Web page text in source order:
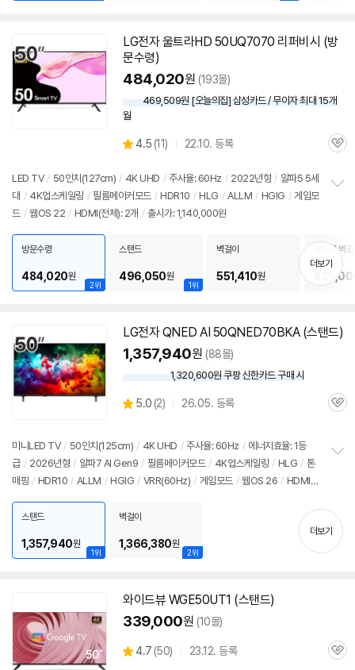
LG전자 울트라HD 50UQ7070 리퍼비시 (방
문수령)
484,020원 (193몰)
469,509원 [오늘의집] 삼성카드 / 무이자 최대 15개
월
별
4.5 (상
리
뷰
11) 22.10. 등록
관
LED TV / 50인치 (127cm) / 4K UHD / 주사율: 60Hz / 2022년형 / 알파5 5세
대 / 4K업스케일링 / 필름메이커모드 / HDR10 / HLG / ALLM / HGIG / 게임모
드 / 웹OS 22 / HDMI(전체): 2개 / 출시가: 1,140,000원
치
기
2위
방문수령
484,020원
1위
스탠드
496,050원
벽걸이
551,410원
무타공 벽
더보기
LG전자 QNED AI 50QNED70BKA (스탠드)
1,357,940원 (88몰)
할
1,320,600원 쿠팡 신한카드 구매 시
별
5.0 (상
2) 26.05. 등록
관
미니LED TV / 50인치 (125cm) / 4K UHD / 주사율: 60Hz / 에너지효율: 1등
급 / 2026년형 / 알파7 AI Gen9 / 필름메이커모드 / 4K업스케일링 / HLG / 톤
매핑 / HDR10 / ALLM / HGIG / VRR(60Hz) / 게임모드 / 웹OS 26 / HDMI
기
1위
스탠드
1,357,940원
2위
벽걸이
1,366,380원
더보기
와이드뷰 WGE50UT1 (스탠드)
339,000원 (10몰)
별
4.7 (상
50) 23.12. 등록
관